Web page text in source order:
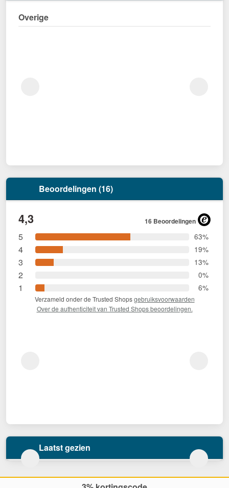
Overige
Beoordelingen (16)
4,3 16 Beoordelingen
5 63%
4 19%
3 13%
2 0%
1 6%
Verzameld onder de Trusted Shopsgebruiksvoorwaarden
Over de authenticiteit van Trusted Shops beoordelingen.
Laatst gezien